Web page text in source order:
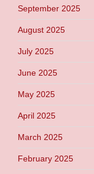
September 2025
August 2025
July 2025
June 2025
May 2025
April 2025
March 2025
February 2025